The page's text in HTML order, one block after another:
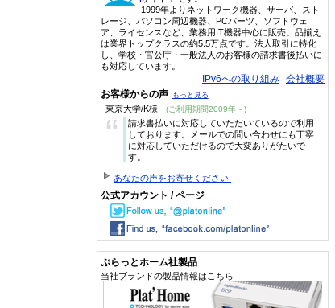
1999年よりネットワーク機器、サーバ、スト
レージ、パソコン周辺機器、PCパーツ、ソフトウェ
ア、ライセンスなど、業務用IT機器中心に販売。品揃え
は業界トップクラスの約5.5万点です。法人取引に特化
し、学校・官公庁・一般法人のお客様の請求書後払いに
も対応しています。
IPv6への取り組み 会社概要
お客様からの声 もっと見る
東京大学/K様 (ご利用期間2009年～)
“
請求書払いに対応していただいているので利用
しております。メールでの問い合わせにも丁寧
に対応していただけるので大変ありがたいで
す。
あなたの声をお寄せください!
公式アカウント / ページ
ぷらっとホーム社製品
当社ブランドの製品情報はこちら